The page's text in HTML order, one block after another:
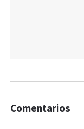
Comentarios